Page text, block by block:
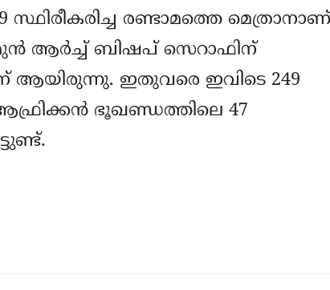
രണ്ടാമത്തെ മെത്രാനാണ്
ആര്‍ച്ച് ബിഷപ് സെറാഫിന്
ന് ആയിരുന്നു. ഇതുവരെ ഇവിടെ 249
ആഫ്രിക്കന്‍ ഭൂഖണ്ഡത്തിലെ 47